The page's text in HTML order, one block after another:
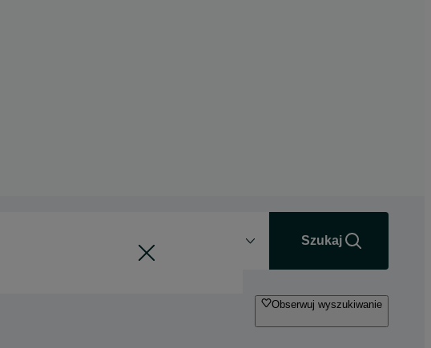
Szukaj
Obserwuj wyszukiwanie